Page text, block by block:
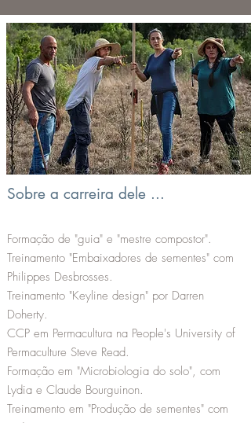
Sobre a carreira dele ...
Formação de "guia" e "mestre compostor".
Treinamento "Embaixadores de sementes" com
Philippes Desbrosses.
Treinamento "Keyline design" por Darren
Doherty.
CCP em Permacultura na People's University of
Permaculture Steve Read.
Formação em "Microbiologia do solo", com
Lydia e Claude Bourguinon.
Treinamento em "Produção de sementes" com